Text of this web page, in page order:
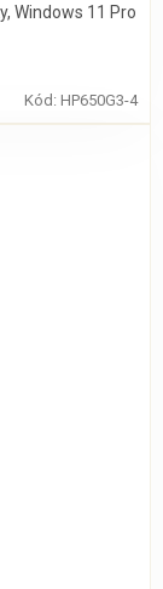
Windows 11 Pro
Kód: HP650G3-4